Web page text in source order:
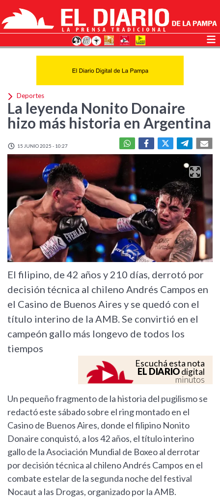
Deportes
La leyenda Nonito Donaire
hizo más historia en Argentina
15 JUNIO 2025 - 10:27
El filipino, de 42 años y 210 días, derrotó por
decisión técnica al chileno Andrés Campos en
el Casino de Buenos Aires y se quedó con el
título interino de la AMB. Se convirtió en el
campeón gallo más longevo de todos los
tiempos
Escuchá esta nota
EL DIARIOdigital
minutos
Un pequeño fragmento de la historia del pugilismo se
redactó este sábado sobre el ring montado en el
Casino de Buenos Aires, donde el filipino Nonito
Donaire conquistó, a los 42 años, el título interino
gallo de la Asociación Mundial de Boxeo al derrotar
por decisión técnica al chileno Andrés Campos en el
combate estelar de la segunda noche del festival
Nocaut a las Drogas, organizado por la AMB.